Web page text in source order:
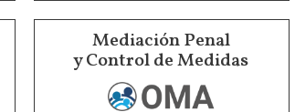
Mediación Penal
y Control de Medidas